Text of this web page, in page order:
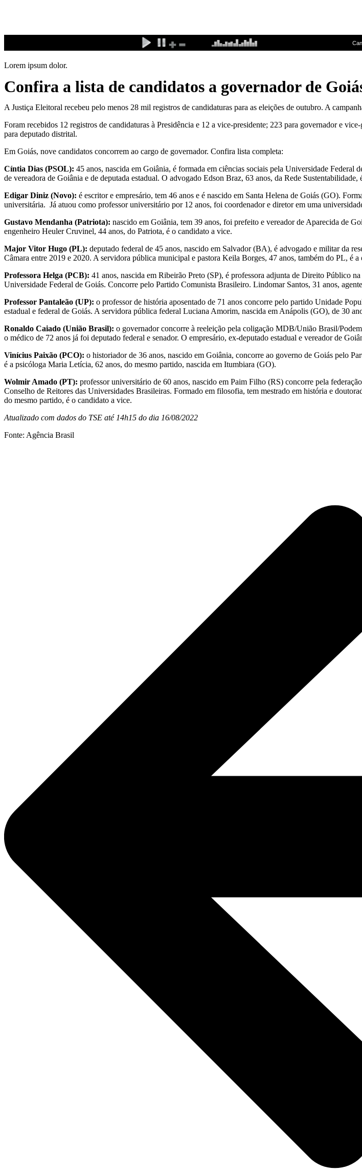
conteúdo
Lorem ipsum dolor.
Confira a lista de candidatos a governador de
A Justiça Eleitoral recebeu pelo menos 28 mil registros de candidaturas para as eleições de outubro. A
Foram recebidos 12 registros de candidaturas à Presidência e 12 a vice-presidente; 223 para governador e
para deputado distrital.
Em Goiás, nove candidatos concorrem ao cargo de governador. Confira lista completa:
Cíntia Dias (PSOL): 45 anos, nascida em Goiânia, é formada em ciências sociais pela Universidade Federal
de vereadora de Goiânia e de deputada estadual. O advogado Edson Braz, 63 anos, da Rede Sustentabilidade,
Edigar Diniz (Novo): é escritor e empresário, tem 46 anos e é nascido em Santa Helena de Goiás (GO).
universitária. Já atuou como professor universitário por 12 anos, foi coordenador e diretor em uma
Gustavo Mendanha (Patriota): nascido em Goiânia, tem 39 anos, foi prefeito e vereador de Aparecida de
engenheiro Heuler Cruvinel, 44 anos, do Patriota, é o candidato a vice.
Major Vitor Hugo (PL): deputado federal de 45 anos, nascido em Salvador (BA), é advogado e militar da
Câmara entre 2019 e 2020. A servidora pública municipal e pastora Keila Borges, 47 anos, também do PL, é a
Professora Helga (PCB): 41 anos, nascida em Ribeirão Preto (SP), é professora adjunta de Direito Público
Universidade Federal de Goiás. Concorre pelo Partido Comunista Brasileiro. Lindomar Santos, 31 anos,
Professor Pantaleão (UP): o professor de história aposentado de 71 anos concorre pelo partido Unidade
estadual e federal de Goiás. A servidora pública federal Luciana Amorim, nascida em Anápolis (GO), de 30
Ronaldo Caiado (União Brasil): o governador concorre à reeleição pela coligação MDB/União Brasil/
o médico de 72 anos já foi deputado federal e senador. O empresário, ex-deputado estadual e vereador de
Vinícius Paixão (PCO): o historiador de 36 anos, nascido em Goiânia, concorre ao governo de Goiás pelo
é a psicóloga Maria Letícia, 62 anos, do mesmo partido, nascida em Itumbiara (GO).
Wolmir Amado (PT): professor universitário de 60 anos, nascido em Paim Filho (RS) concorre pela
Conselho de Reitores das Universidades Brasileiras. Formado em filosofia, tem mestrado em história e
do mesmo partido, é o candidato a vice.
Atualizado com dados do TSE até 14h15 do dia 16/08/2022
Fonte: Agência Brasil